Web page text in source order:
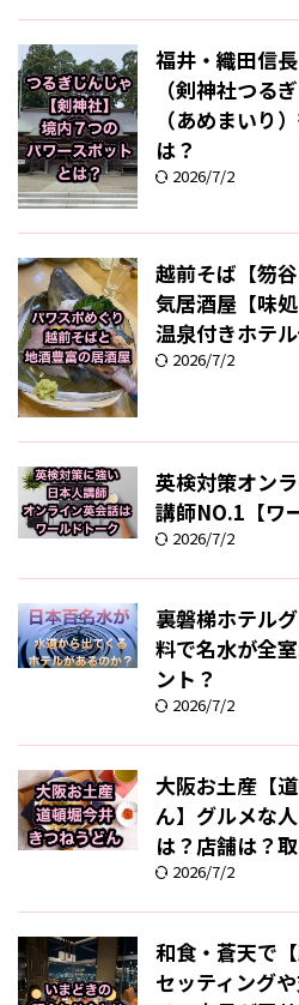
福井・織田信
（剣神社つる
（あめまいり
は？
2026/7/2
越前そば【笏
気居酒屋【味
温泉付きホテ
2026/7/2
英検対策オン
講師NO.1【ワ
2026/7/2
裏磐梯ホテル
料で名水が全
ント？
2026/7/2
大阪お土産【
ん】グルメな
は？店舗は？
2026/7/2
和食・蒼天で
セッティング